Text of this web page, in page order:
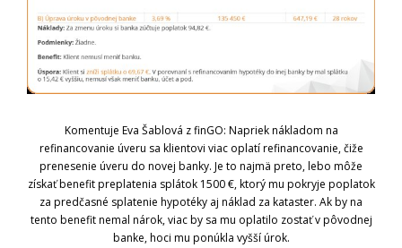
Komentuje Eva Šablová z finGO: Napriek nákladom na
refinancovanie úveru sa klientovi viac oplatí refinancovanie, čiže
prenesenie úveru do novej banky. Je to najmä preto, lebo môže
získať benefit preplatenia splátok 1500 €, ktorý mu pokryje poplatok
za predčasné splatenie hypotéky aj náklad za kataster. Ak by na
tento benefit nemal nárok, viac by sa mu oplatilo zostať v pôvodnej
banke, hoci mu ponúkla vyšší úrok.